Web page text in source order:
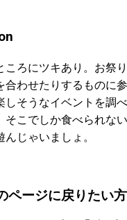
ころにツキあり。お祭
合わせたりするものに
しそうなイベントを調
そこでしか食べられな
じゃいましょ。
ページに戻りたい